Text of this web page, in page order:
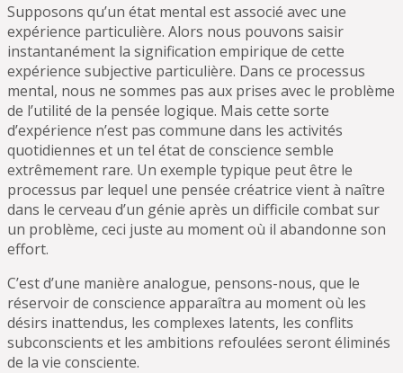
Supposons qu’un état mental est associé avec une
expérience particulière. Alors nous pouvons saisir
instantanément la signification empirique de cette
expérience subjective particulière. Dans ce processus
mental, nous ne sommes pas aux prises avec le problème
de l’utilité de la pensée logique. Mais cette sorte
d’expérience n’est pas commune dans les activités
quotidiennes et un tel état de conscience semble
extrêmement rare. Un exemple typique peut être le
processus par lequel une pensée créatrice vient à naître
dans le cerveau d’un génie après un difficile combat sur
un problème, ceci juste au moment où il abandonne son
effort.
C’est d’une manière analogue, pensons-nous, que le
réservoir de conscience apparaîtra au moment où les
désirs inattendus, les complexes latents, les conflits
subconscients et les ambitions refoulées seront éliminés
de la vie consciente.